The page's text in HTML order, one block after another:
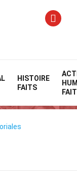
HISTOIRE
FAITS